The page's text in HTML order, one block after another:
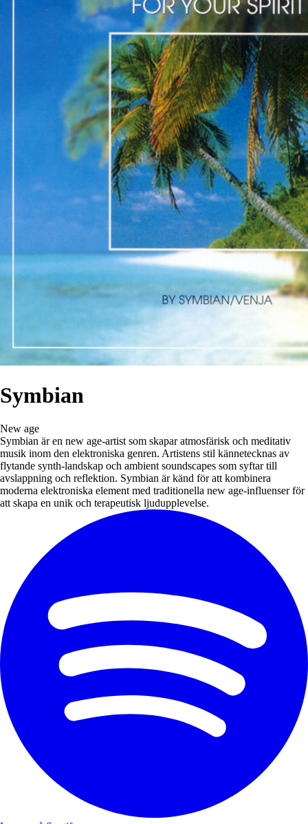
Symbian
New age
Symbian är en new age-artist som skapar atmosfärisk och meditativ
musik inom den elektroniska genren. Artistens stil kännetecknas av
flytande synth-landskap och ambient soundscapes som syftar till
avslappning och reflektion. Symbian är känd för att kombinera
moderna elektroniska element med traditionella new age-influenser för
att skapa en unik och terapeutisk ljudupplevelse.